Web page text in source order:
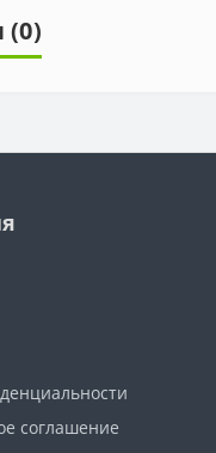
соглашение